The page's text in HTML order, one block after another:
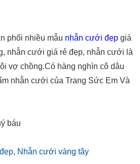
phối nhiều mẫu nhẫn cưới đẹp giá
nhẫn cưới giá rẻ đẹp, nhẫn cưới là
vợ chồng.Có hàng nghìn cô dâu
nhẫn cưới của Trang Sức Em Và
báu
, Nhẫn cưới vàng tây